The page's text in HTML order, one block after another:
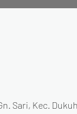
Sari, Kec.